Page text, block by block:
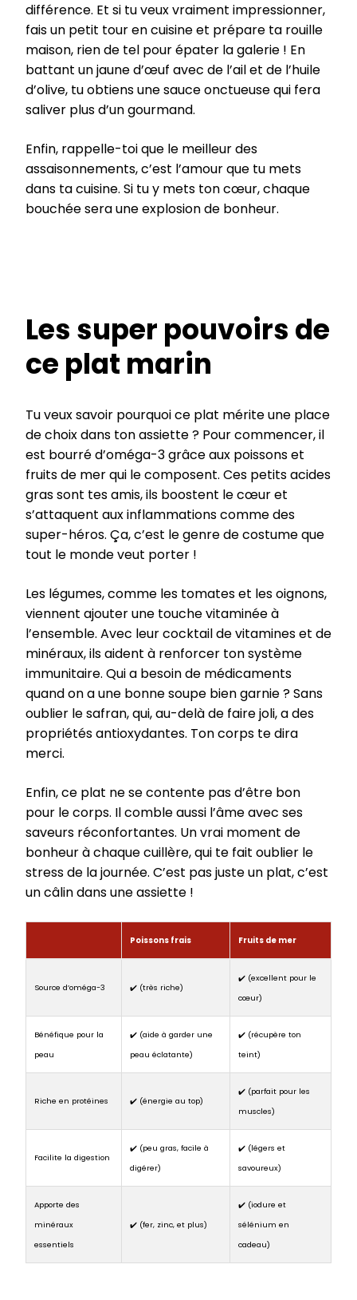
différence. Et si tu veux vraiment impressionner,
fais un petit tour en cuisine et prépare ta rouille
maison, rien de tel pour épater la galerie ! En
battant un jaune d’œuf avec de l’ail et de l’huile
d’olive, tu obtiens une sauce onctueuse qui fera
saliver plus d’un gourmand.
Enfin, rappelle-toi que le meilleur des
assaisonnements, c’est l’amour que tu mets
dans ta cuisine. Si tu y mets ton cœur, chaque
bouchée sera une explosion de bonheur.
Les super pouvoirs de
ce plat marin
Tu veux savoir pourquoi ce plat mérite une place
de choix dans ton assiette ? Pour commencer, il
est bourré d’oméga-3 grâce aux poissons et
fruits de mer qui le composent. Ces petits acides
gras sont tes amis, ils boostent le cœur et
s’attaquent aux inflammations comme des
super-héros. Ça, c’est le genre de costume que
tout le monde veut porter !
Les légumes, comme les tomates et les oignons,
viennent ajouter une touche vitaminée à
l’ensemble. Avec leur cocktail de vitamines et de
minéraux, ils aident à renforcer ton système
immunitaire. Qui a besoin de médicaments
quand on a une bonne soupe bien garnie ? Sans
oublier le safran, qui, au-delà de faire joli, a des
propriétés antioxydantes. Ton corps te dira
merci.
Enfin, ce plat ne se contente pas d’être bon
pour le corps. Il comble aussi l’âme avec ses
saveurs réconfortantes. Un vrai moment de
bonheur à chaque cuillère, qui te fait oublier le
stress de la journée. C’est pas juste un plat, c’est
un câlin dans une assiette !
Poissons frais Fruits de mer
Source d’oméga-3 ✔️ (très riche)
✔️ (excellent pour le
cœur)
Bénéfique pour la
peau
✔️ (aide à garder une
peau éclatante)
✔️ (récupère ton
teint)
Riche en protéines ✔️ (énergie au top)
✔️ (parfait pour les
muscles)
Facilite la digestion
✔️ (peu gras, facile à
digérer)
✔️ (légers et
savoureux)
Apporte des
minéraux
essentiels
✔️ (fer, zinc, et plus)
✔️ (iodure et
sélénium en
cadeau)